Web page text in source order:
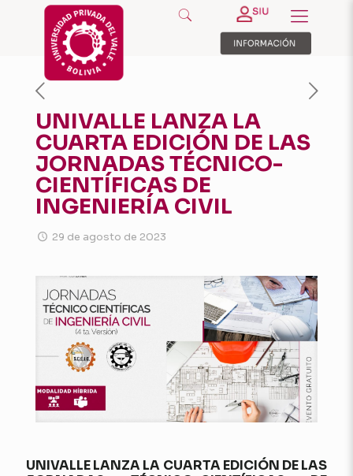
UNIVALLE LANZA LA
CUARTA EDICIÓN DE LAS
JORNADAS TÉCNICO-
CIENTÍFICAS DE
INGENIERÍA CIVIL
29 de agosto de 2023
UNIVALLE LANZA LA CUARTA EDICIÓN DE LAS